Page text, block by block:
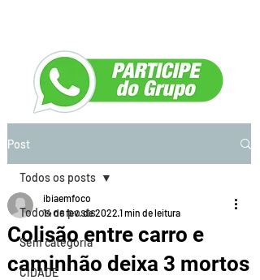
Post
Todos os posts
Sem categoria
CIDADE
Todos os posts
Colisão entre carro e
caminhão deixa 3 mortos
ibiaemfoco
14 de fev. de 2022 1 min de leitura